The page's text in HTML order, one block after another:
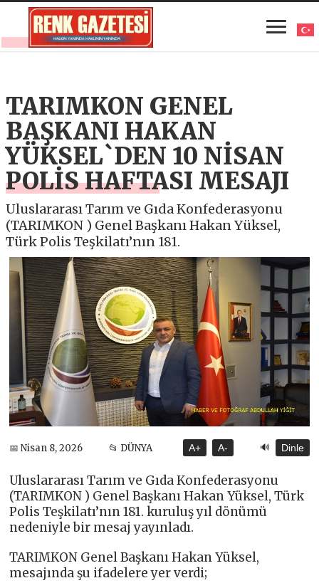
TARIMKON GENEL
BAŞKANI HAKAN
YÜKSEL`DEN 10 NİSAN
POLİS HAFTASI MESAJI
Uluslararası Tarım ve Gıda Konfederasyonu
(TARIMKON ) Genel Başkanı Hakan Yüksel,
Türk Polis Teşkilatı’nın 181.
📅 Nisan 8, 2026 📂 DÜNYA A+ A- 🔊 Dinle
Uluslararası Tarım ve Gıda Konfederasyonu
(TARIMKON ) Genel Başkanı Hakan Yüksel, Türk
Polis Teşkilatı’nın 181. kuruluş yıl dönümü
nedeniyle bir mesaj yayınladı.
TARIMKON Genel Başkanı Hakan Yüksel,
mesajında şu ifadelere yer verdi;